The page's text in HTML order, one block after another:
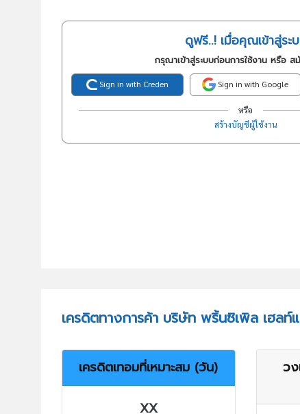
ดูฟรี..! เมื่อคุณเข้าสู่ระ
กรุณาเข้าสู่ระบบก่อนการใช้งาน หรือ ส
Sign in with Creden Sign in with Google
หรือ
สร้างบัญชีผู้ใช้งาน
เครดิตทางการค้า บริษัท พริ้นซิเพิล เฮล
เครดิตเทอมที่เหมาะสม (วัน)
XX
ว